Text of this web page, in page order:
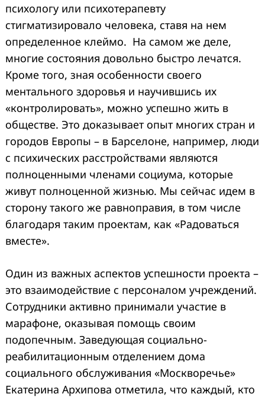
психологу или психотерапевту
стигматизировало человека, ставя на нем
определенное клеймо. На самом же деле,
многие состояния довольно быстро лечатся.
Кроме того, зная особенности своего
ментального здоровья и научившись их
«контролировать», можно успешно жить в
обществе. Это доказывает опыт многих стран и
городов Европы – в Барселоне, например, люди
с психических расстройствами являются
полноценными членами социума, которые
живут полноценной жизнью. Мы сейчас идем в
сторону такого же равноправия, в том числе
благодаря таким проектам, как «Радоваться
вместе».
Один из важных аспектов успешности проекта –
это взаимодействие с персоналом учреждений.
Сотрудники активно принимали участие в
марафоне, оказывая помощь своим
подопечным. Заведующая социально-
реабилитационным отделением дома
социального обслуживания «Москворечье»
Екатерина Архипова отметила, что каждый, кто